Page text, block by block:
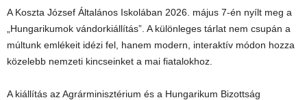
A Koszta József Általános Iskolában 2026. május 7-én nyílt meg a
„Hungarikumok vándorkiállítás”. A különleges tárlat nem csupán a
múltunk emlékeit idézi fel, hanem modern, interaktív módon hozza
közelebb nemzeti kincseinket a mai fiatalokhoz.
A kiállítás az Agrárminisztérium és a Hungarikum Bizottság